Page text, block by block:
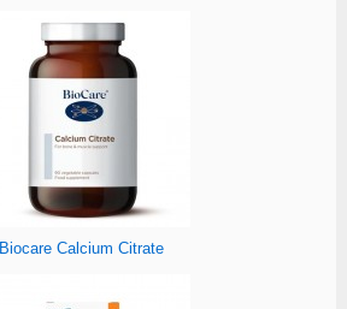
Biocare Calcium Citrate